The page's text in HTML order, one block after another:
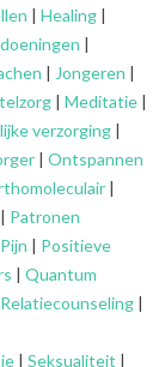
| Healing |
|
| Jongeren |
| Meditatie |
verzorging |
| Ontspannen
|
| Patronen
Pijn | Positieve
| Quantum
Relatiecounseling |
| Seksualiteit |